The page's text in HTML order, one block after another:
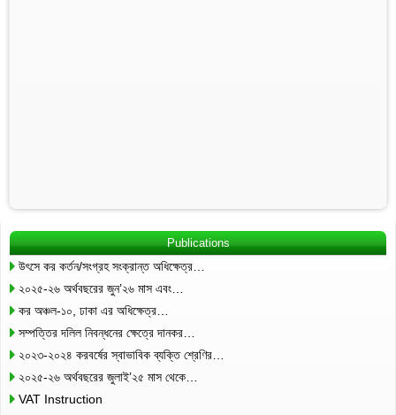
Publications
উৎসে কর কর্তন/সংগ্রহ সংক্রান্ত অধিক্ষেত্র…
২০২৫-২৬ অর্থবছরের জুন’২৬ মাস এবং…
কর অঞ্চল-১০, ঢাকা এর অধিক্ষেত্র…
সম্পত্তির দলিল নিবন্ধনের ক্ষেত্রে দানকর…
২০২৩-২০২৪ করবর্ষের স্বাভাবিক ব্যক্তি শ্রেণির…
২০২৫-২৬ অর্থবছরের জুলাই’২৫ মাস থেকে…
VAT Instruction